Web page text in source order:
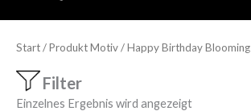
Start/ Produkt Motiv / Happy Birthday Blooming
Filter
Einzelnes Ergebnis wird angezeigt